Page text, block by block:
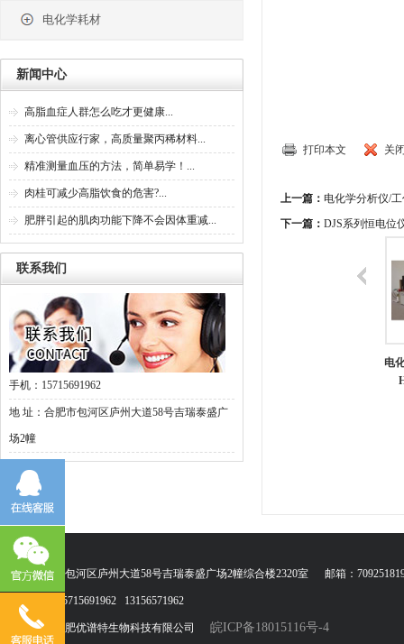
电化学耗材
新闻中心
高脂血症人群怎么吃才更健康...
离心管供应行家，高质量聚丙稀材料...
精准测量血压的方法，简单易学！...
肉桂可减少高脂饮食的危害?...
肥胖引起的肌肉功能下降不会因体重减...
联系我们
手机：15715691962
地 址：合肥市包河区庐州大道58号吉瑞泰盛广
场2幢
打印本文 关
上一篇： 电化学分析仪/
下一篇： DJS系列恒电位
电化学分析仪/工作站|C
HI620E|上海辰华
DJS系列恒电位仪
电
地址：合肥市包河区庐州大道58号吉瑞泰盛广场2幢综合楼2320室 邮箱：
联系电话：15715691962 13156571962
版权所有 ©合肥优谱特生物科技有限公司 皖ICP备18015116号-4